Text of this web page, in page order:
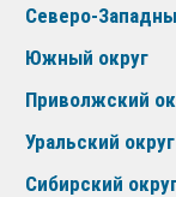
Северо-
Южный округ
Приволжский
Уральский округ
Сибирский